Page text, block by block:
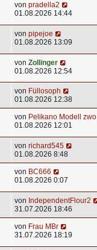
von pradella2
01.08.2026 14:44
von pipejoe
01.08.2026 13:09
von Zollinger
01.08.2026 12:54
von Füllosoph
01.08.2026 12:38
von Pelikano Modell zwo
01.08.2026 12:01
von richard545
01.08.2026 8:48
von BC666
01.08.2026 0:07
von IndependentFlour2
31.07.2026 18:46
von Frau MBr
31.07.2026 18:19